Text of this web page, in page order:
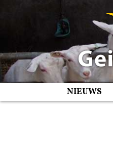
NIEUWS